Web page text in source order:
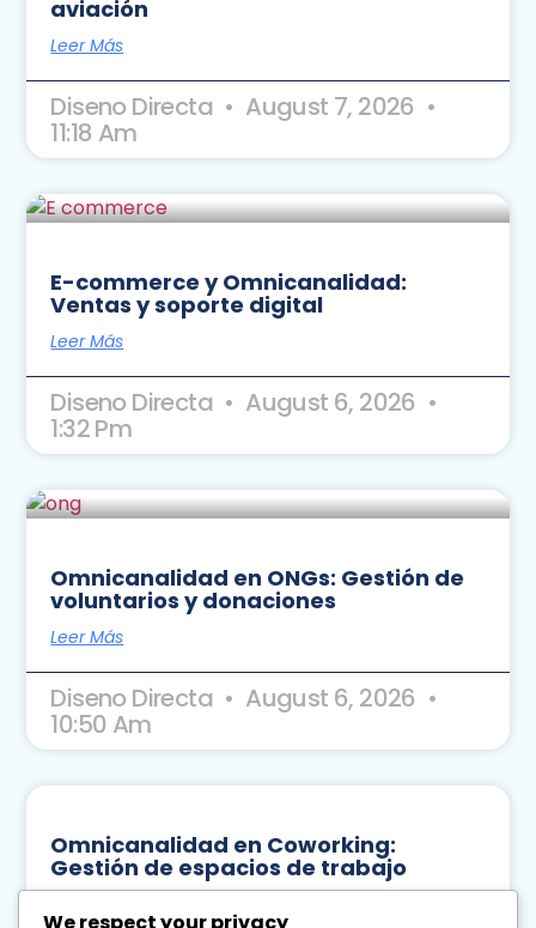
aviación
Leer Más
Diseno Directa August 7, 2026
11:18 Am
E-commerce y Omnicanalidad:
Ventas y soporte digital
Leer Más
Diseno Directa August 6, 2026
1:32 Pm
Omnicanalidad en ONGs: Gestión de
voluntarios y donaciones
Leer Más
Diseno Directa August 6, 2026
10:50 Am
Omnicanalidad en Coworking:
Gestión de espacios de trabajo